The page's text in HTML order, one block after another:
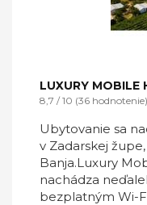
LUXURY MOBILE
8,7 / 10 (36 hodnotenie)
Ubytovanie sa
v Zadarskej
Banja.Luxury
nachádza
bezplatným Wi-